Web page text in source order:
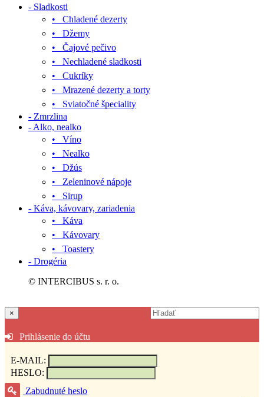
- Sladkosti
• Chladené dezerty
• Džemy
• Čajové pečivo
• Nechladené sladkosti
• Cukríky
• Mrazené dezerty a torty
• Sviatočné špeciality
- Zmrzlina
- Alko, nealko
• Víno
• Nealko
• Džús
• Zeleninové nápoje
• Sirup
- Káva, kávovary, zariadenia
• Káva
• Kávovary
• Toastery
- Drogéria
© INTERCIBUS s. r. o.
×
Prihlásenie do účtu
E-MAIL:
HESLO:
Zabudnuté heslo